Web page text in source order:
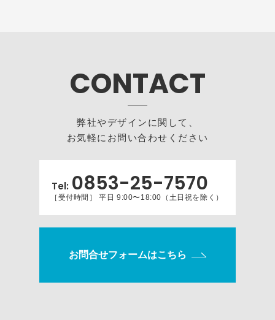
CONTACT
弊社やデザインに関して、
お気軽にお問い合わせください
Tel: 0853-25-7570
［受付時間］ 平日 9:00〜18:00（土日祝を除く）
お問合せフォームはこちら